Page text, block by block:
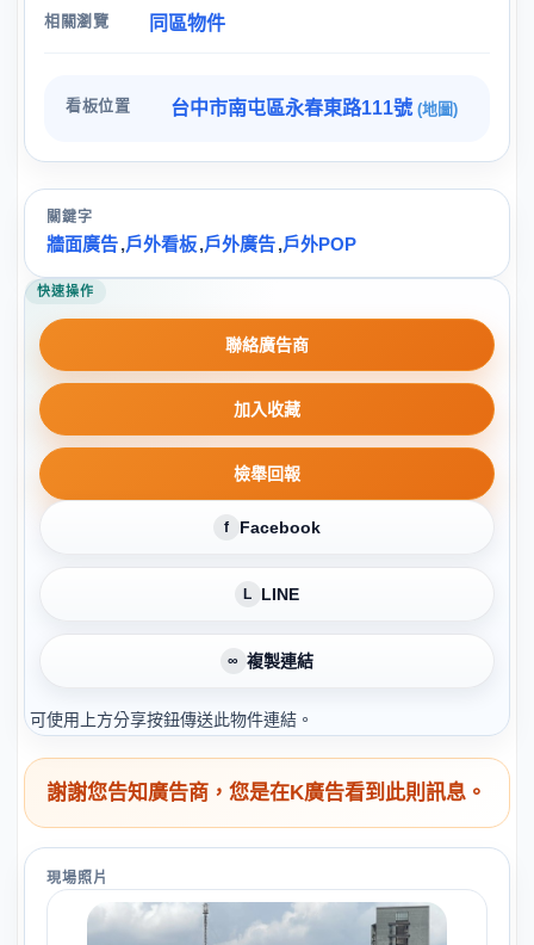
相關瀏覽 同區物件
看板位置 台中市南屯區永春東路111號 (地圖)
關鍵字
牆面廣告,戶外看板,戶外廣告,戶外POP
快速操作
聯絡廣告商
加入收藏
檢舉回報
f Facebook
L LINE
∞ 複製連結
可使用上方分享按鈕傳送此物件連結。
謝謝您告知廣告商，您是在K廣告看到此則訊息。
現場照片